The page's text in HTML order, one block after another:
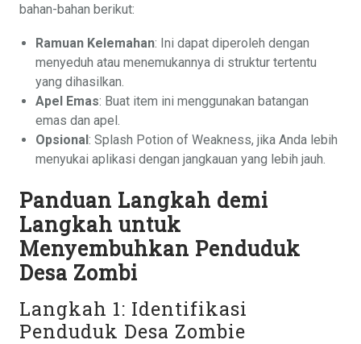
bahan-bahan berikut:
Ramuan Kelemahan: Ini dapat diperoleh dengan
menyeduh atau menemukannya di struktur tertentu
yang dihasilkan.
Apel Emas: Buat item ini menggunakan batangan
emas dan apel.
Opsional: Splash Potion of Weakness, jika Anda lebih
menyukai aplikasi dengan jangkauan yang lebih jauh.
Panduan Langkah demi
Langkah untuk
Menyembuhkan Penduduk
Desa Zombi
Langkah 1: Identifikasi
Penduduk Desa Zombie